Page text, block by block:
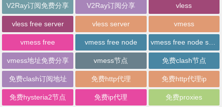
V2Ray订阅免费分享 V2Ray订阅分享 vless
vless free server vless server vmess
vmess free vmess free node vmess free node sharing
vmess地址免费分享 vmess节点 免费clash节点
免费clash订阅地址 免费http代理 免费http代理ip
免费hysteria2节点 免费ip代理 免费proxies